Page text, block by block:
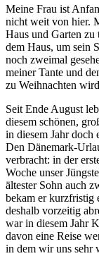
Meine Frau ist
nicht weit von hier.
Haus und Garten zu
dem Haus, um sein
noch zweimal
meiner Tante und
zu Weihnachten
Seit Ende August
diesem schönen,
in diesem Jahr doch
Den Dänemark-
verbracht: in der
Woche unser
ältester Sohn auch
bekam er kurzfristig
deshalb vorzeitig
war in diesem Jahr
davon eine Reise
in dem wir uns sehr